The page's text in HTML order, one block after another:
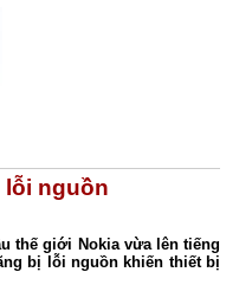
lỗi nguồn
thế giới Nokia vừa lên tiếng
bị lỗi nguồn khiến thiết bị